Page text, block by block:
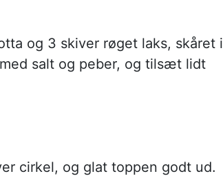
og 3 skiver røget laks, skåret i
salt og peber, og tilsæt lidt
cirkel, og glat toppen godt ud.